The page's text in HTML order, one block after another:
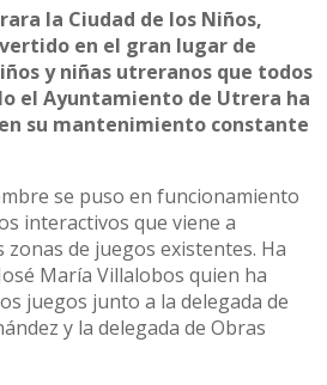
la Ciudad de los Niños,
en el gran lugar de
y niñas utreranos que todos
el Ayuntamiento de Utrera ha
su mantenimiento constante
se puso en funcionamiento
interactivos que viene a
de juegos existentes. Ha
María Villalobos quien ha
juegos junto a la delegada de
y la delegada de Obras